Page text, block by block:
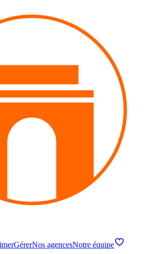
GérerNos agencesNotre équipe